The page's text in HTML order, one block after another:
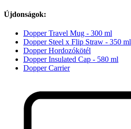
Újdonságok:
Dopper Travel Mug - 300 ml
Dopper Steel x Flip Straw - 350 ml
Dopper Hordozókötél
Dopper Insulated Cap - 580 ml
Dopper Carrier